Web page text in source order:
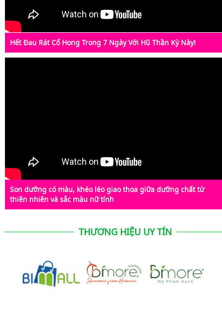
Hết Đau Rát Cổ Họng Trong 7 Ngày Với Hũ Thần Kỳ Này!
Son dưỡng có màu, khéo léo giao thoa giữa dưỡng chất từ
thiên nhiên và sắc màu nữ tính
THƯƠNG HIỆU UY TÍN